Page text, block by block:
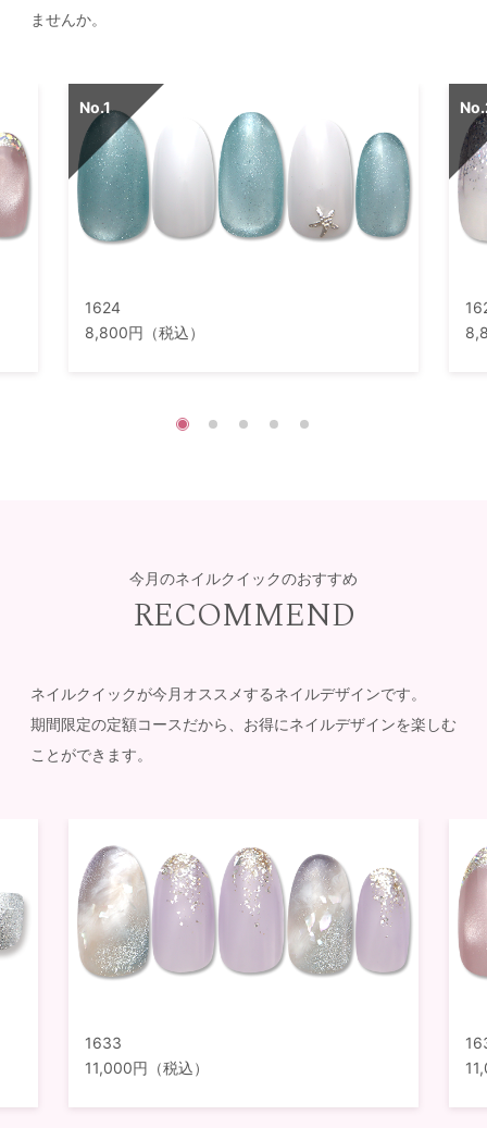
ませんか。
1624
8,800円（税込）
今月のネイルクイックのおすすめ
RECOMMEND
ネイルクイックが今月オススメするネイルデザインです。
期間限定の定額コースだから、お得にネイルデザインを楽しむ
ことができます。
1633
11,000円（税込）